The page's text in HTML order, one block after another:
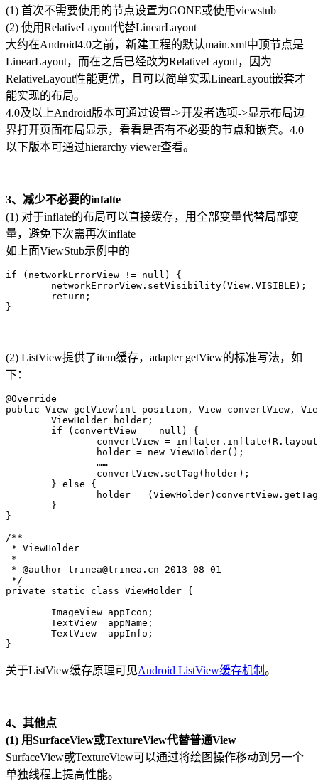
(1) 首次不需要使用的节点设置为GONE或使用viewstub
(2) 使用RelativeLayout代替LinearLayout
大约在Android4.0之前，新建工程的默认main.xml中顶节点是
LinearLayout，而在之后已经改为RelativeLayout，因为
RelativeLayout性能更优，且可以简单实现LinearLayout嵌套才
能实现的布局。
4.0及以上Android版本可通过设置->开发者选项->显示布局边
界打开页面布局显示，看看是否有不必要的节点和嵌套。4.0
以下版本可通过hierarchy viewer查看。
3、减少不必要的infalte
(1) 对于inflate的布局可以直接缓存，用全部变量代替局部变
量，避免下次需再次inflate
如上面ViewStub示例中的
if (networkErrorView != null) {
}
(2) ListView提供了item缓存，adapter getView的标准写法，如
下：
@Override
public View getView(int position, View convertView,
}
/**
* ViewHolder
*
* @author trinea@trinea.cn 2013-08-01
*/
private static class ViewHolder {
}
关于ListView缓存原理可见Android ListView缓存机制 。
4、其他点
(1) 用SurfaceView或TextureView代替普通View
SurfaceView或TextureView可以通过将绘图操作移动到另一个
单独线程上提高性能。